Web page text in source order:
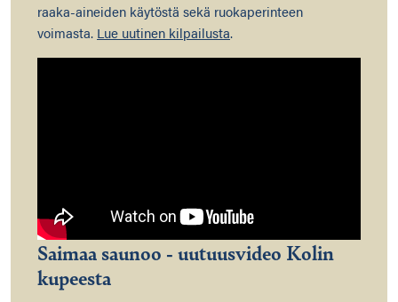
raaka-aineiden käytöstä sekä ruokaperinteen
voimasta. Lue uutinen kilpailusta.
Saimaa saunoo - uutuusvideo Kolin
kupeesta